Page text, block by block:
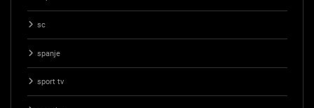
sc
spanje
sport tv